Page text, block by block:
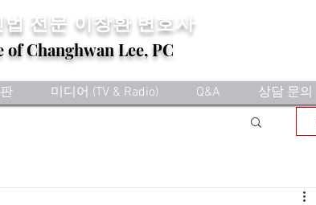
전문 이창환 변호사
of Changhwan Lee, PC
미디어 (TV & Radio) Q&A 상담 문의